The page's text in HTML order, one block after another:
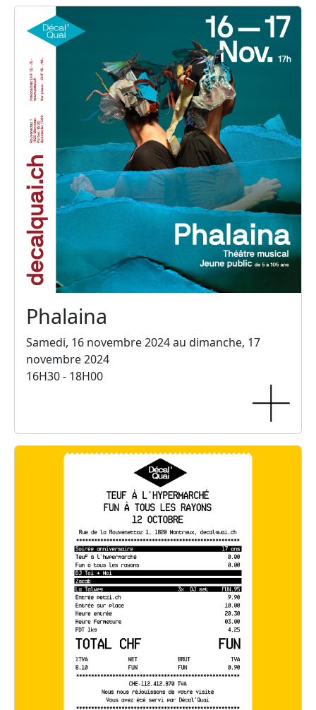
Phalaina
Samedi, 16 novembre 2024 au dimanche, 17
novembre 2024
16H30 - 18H00